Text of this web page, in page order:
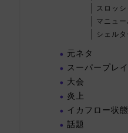
スロッ
マニュ
シェルタ
元ネタ
スーパープレイ
大会
炎上
イカフロー状態
話題